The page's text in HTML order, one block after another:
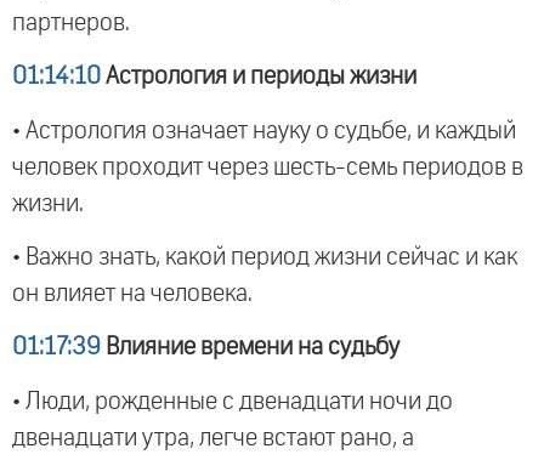
партнеров.
01:14:10 Астрология и периоды жизни
• Астрология означает науку о судьбе, и каждый
человек проходит через шесть-семь периодов в
жизни.
• Важно знать, какой период жизни сейчас и как
он влияет на человека.
01:17:39 Влияние времени на судьбу
• Люди, рожденные с двенадцати ночи до
двенадцати утра, легче встают рано, а